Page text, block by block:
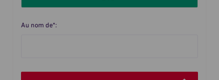
du
Au nom de*: